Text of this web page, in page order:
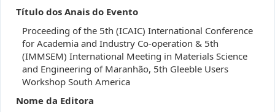
Título dos Anais do Evento
Proceeding of the 5th (ICAIC) International Conference
for Academia and Industry Co-operation & 5th
(IMMSEM) International Meeting in Materials Science
and Engineering of Maranhão, 5th Gleeble Users
Workshop South America
Nome da Editora